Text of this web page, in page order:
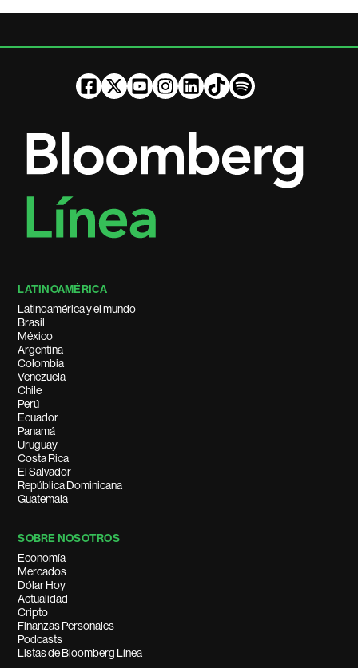
LATINOAMÉRICA
Latinoamérica y el mundo
Brasil
México
Argentina
Colombia
Venezuela
Chile
Perú
Ecuador
Panamá
Uruguay
Costa Rica
El Salvador
República Dominicana
Guatemala
SOBRE NOSOTROS
Economía
Mercados
Dólar Hoy
Actualidad
Cripto
Finanzas Personales
Podcasts
Listas de Bloomberg Línea